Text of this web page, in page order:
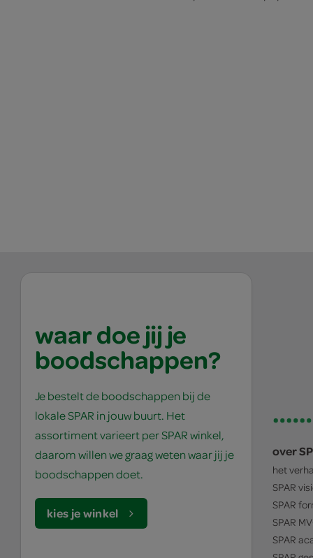
waar doe jij je
boodschappen?
Je bestelt de boodschappen bij de
lokale SPAR in jouw buurt. Het
assortiment varieert per SPAR winkel,
daarom willen we graag weten waar jij je
boodschappen doet.
kies je winkel
over
het
SPAR
SPAR
SPAR
SPAR